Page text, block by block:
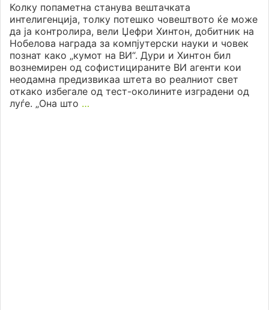
Колку попаметна станува вештачката
интелигенција, толку потешко човештвото ќе може
да ја контролира, вели Џефри Хинтон, добитник на
Нобелова награда за компjутерски науки и човек
познат како „кумот на ВИ“. Дури и Хинтон бил
вознемирен од софистицираните ВИ агенти кои
неодамна предизвикаа штета во реалниот свет
откако избегале од тест-околините изградени од
луѓе. „Она што …